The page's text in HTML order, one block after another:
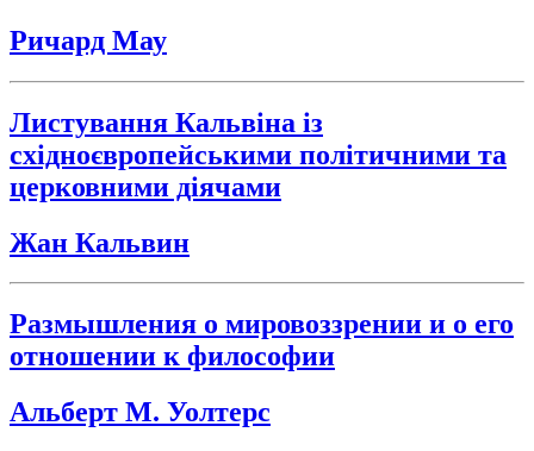
Ричард Мау
Листування Кальвіна із
східноєвропейськими політичними та
церковними діячами
Жан Кальвин
Размышления о мировоззрении и о его
отношении к философии
Альберт М. Уолтерс